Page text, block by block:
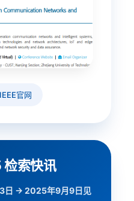
官网
检索快讯
日 → 2025年9月9日见